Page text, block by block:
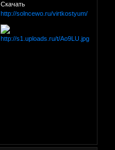
Скачать
http://solncewo.ru/virtkostyum/